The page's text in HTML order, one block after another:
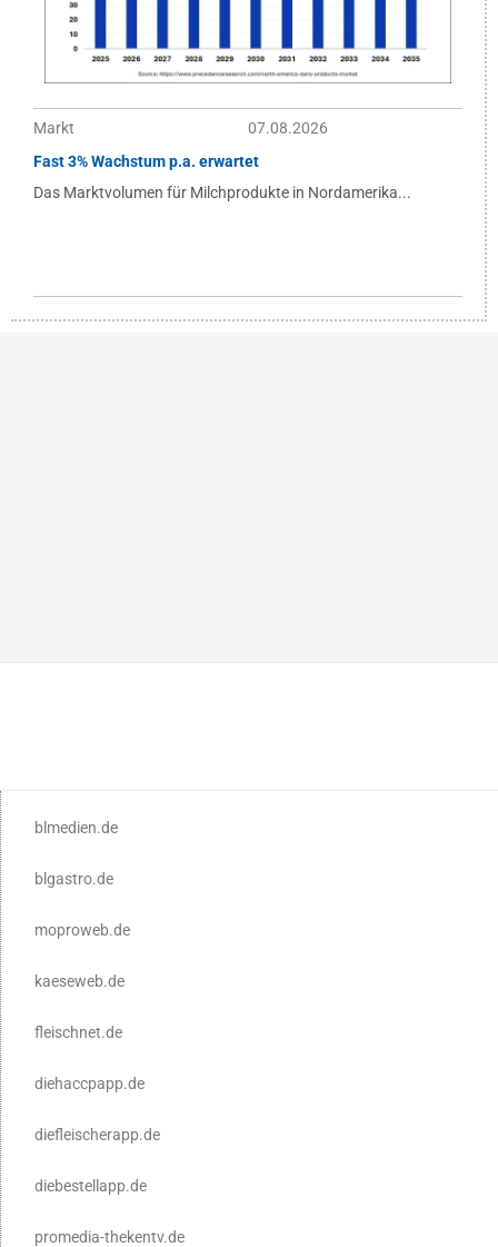
Markt
07.08.2026
Fast 3% Wachstum p.a. erwartet
Das Marktvolumen für Milchprodukte in Nordamerika...
blmedien.de
blgastro.de
moproweb.de
kaeseweb.de
fleischnet.de
diehaccpapp.de
diefleischerapp.de
diebestellapp.de
promedia-thekentv.de